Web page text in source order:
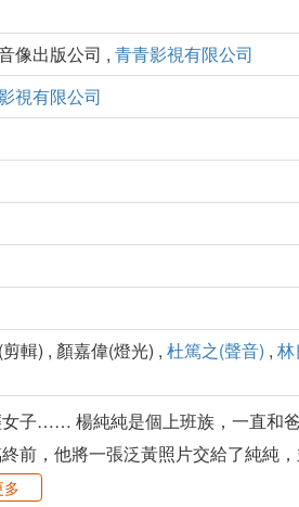
像出版公司 , 青青影視有限公司
視有限公司
輯) , 顏嘉偉(燈光) , 杜篤之(聲音) , 林
子…… 楊純純是個上班族，一直和
前，他將一張泛黃照片交給了純
多